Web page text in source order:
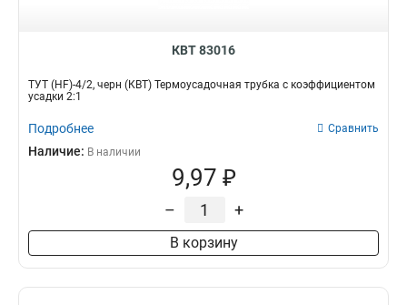
КВТ 83016
ТУТ (HF)-4/2, черн (КВТ) Термоусадочная трубка с коэффициентом
усадки 2:1
Подробнее Сравнить
Наличие: В наличии
9,97 ₽
– +
В корзину